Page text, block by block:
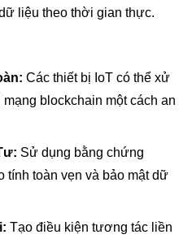
liệu theo thời gian thực.
Các thiết bị IoT có thể xử
blockchain một cách an
Sử dụng bằng chứng
tính toàn vẹn và bảo mật dữ
Tạo điều kiện tương tác liền